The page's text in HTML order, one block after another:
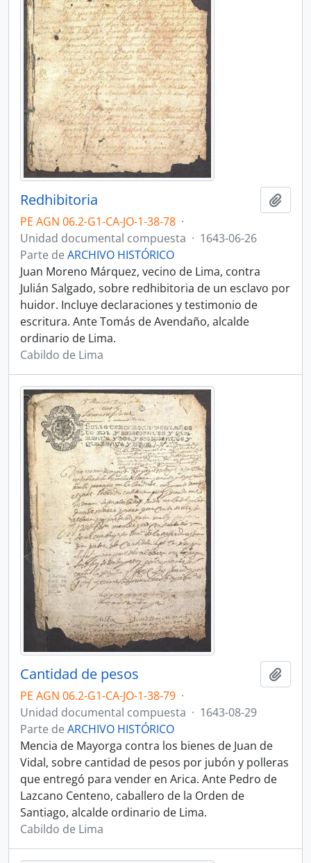
Redhibitoria
PE AGN 06.2-G1-CA-JO-1-38-78 ·
Unidad documental compuesta · 1643-06-26
Parte de ARCHIVO HISTÓRICO
Juan Moreno Márquez, vecino de Lima, contra
Julián Salgado, sobre redhibitoria de un esclavo por
huidor. Incluye declaraciones y testimonio de
escritura. Ante Tomás de Avendaño, alcalde
ordinario de Lima.
Cabildo de Lima
Cantidad de pesos
PE AGN 06.2-G1-CA-JO-1-38-79 ·
Unidad documental compuesta · 1643-08-29
Parte de ARCHIVO HISTÓRICO
Mencia de Mayorga contra los bienes de Juan de
Vidal, sobre cantidad de pesos por jubón y polleras
que entregó para vender en Arica. Ante Pedro de
Lazcano Centeno, caballero de la Orden de
Santiago, alcalde ordinario de Lima.
Cabildo de Lima